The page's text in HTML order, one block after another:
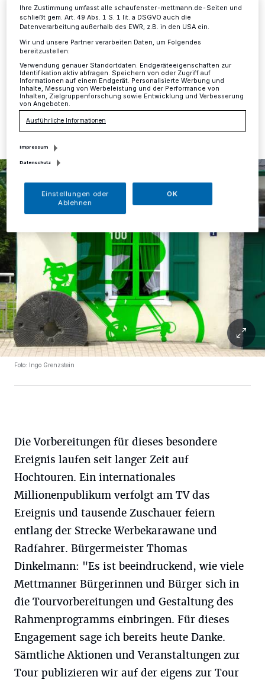
Mettmann·Am Sonntag, 2. Juli, wird Mettmann zum
Schauplatz des größten Radrennens der Welt, dann
führt die 2. Etappe der Tour durch die Neanderthal-
Stadt.
24.03.2017 , 14:20 Uhr
Foto: Ingo Grenzstein
Die Vorbereitungen für dieses besondere
Ereignis laufen seit langer Zeit auf
Hochtouren. Ein internationales
Millionenpublikum verfolgt am TV das
Ereignis und tausende Zuschauer feiern
entlang der Strecke Werbekarawane und
Radfahrer. Bürgermeister Thomas
Dinkelmann: "Es ist beeindruckend, wie viele
Mettmanner Bürgerinnen und Bürger sich in
die Tourvorbereitungen und Gestaltung des
Rahmenprogramms einbringen. Für dieses
Engagement sage ich bereits heute Danke.
Sämtliche Aktionen und Veranstaltungen zur
Tour publizieren wir auf der eigens zur Tour
Ihre Zustimmung umfasst alle schaufenster-mettmann.de-Seiten und
schließt gem. Art. 49 Abs. 1 S. 1 lit. a DSGVO auch die
Datenverarbeitung außerhalb des EWR, z.B. in den USA ein.
Wir und unsere Partner verarbeiten Daten, um Folgendes
bereitzustellen:
Verwendung genauer Standortdaten. Endgeräteeigenschaften zur
Identifikation aktiv abfragen. Speichern von oder Zugriff auf
Informationen auf einem Endgerät. Personalisierte Werbung und
Inhalte, Messung von Werbeleistung und der Performance von
Inhalten, Zielgruppenforschung sowie Entwicklung und Verbesserung
von Angeboten.
Ausführliche Informationen
Impressum
Datenschutz
Einstellungen oder
Ablehnen
OK